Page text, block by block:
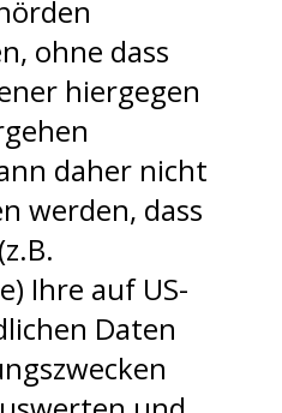
ohne dass
hiergegen
daher nicht
werden, dass
Ihre auf US-
Daten